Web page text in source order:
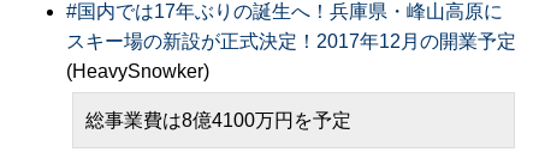
#国内では17年ぶりの誕生へ！兵庫県・峰山高原に
スキー場の新設が正式決定！2017年12月の開業予定
(HeavySnowker)
総事業費は8億4100万円を予定